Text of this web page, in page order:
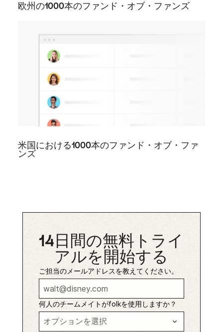
欧州の1000本のファンド・オブ・ファンズ
米国における1000本のファンド・オブ・ファ
ンズ
14日間の無料トライ
アルを開始する
ご担当のメールアドレスを教えてください。
何人のチームメイトがfolkを使用しますか？